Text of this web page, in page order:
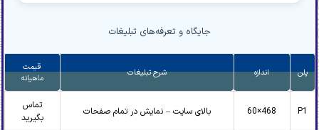
جایگاه و تعرفه‌های تبلیغات
پلن اندازه شرح تبلیغات
قیمت
ماهیانه
P1
468×60 بالای سایت – نمایش در تمام صفحات
تماس
بگیرید